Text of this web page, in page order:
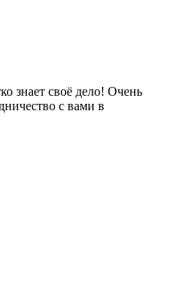
знает своё дело! Очень
с вами в